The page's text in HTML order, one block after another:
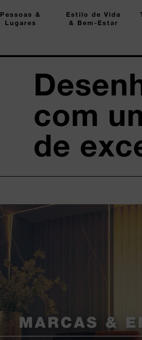
Pessoas &
Lugares
Estilo de Vida
& Bem-Estar
com
de